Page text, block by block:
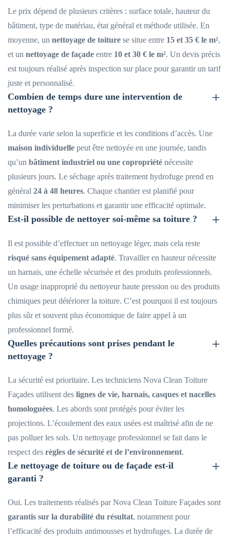
Le prix dépend de plusieurs critères : surface totale, hauteur du
bâtiment, type de matériau, état général et méthode utilisée. En
moyenne, un nettoyage de toiture se situe entre 15 et 35 € le m²,
et un nettoyage de façade entre 10 et 30 € le m². Un devis précis
est toujours réalisé après inspection sur place pour garantir un tarif
juste et personnalisé.
Combien de temps dure une intervention de
nettoyage ?
La durée varie selon la superficie et les conditions d’accès. Une
maison individuelle peut être nettoyée en une journée, tandis
qu’un bâtiment industriel ou une copropriété nécessite
plusieurs jours. Le séchage après traitement hydrofuge prend en
général 24 à 48 heures. Chaque chantier est planifié pour
minimiser les perturbations et garantir une efficacité optimale.
Est-il possible de nettoyer soi-même sa toiture ?
Il est possible d’effectuer un nettoyage léger, mais cela reste
risqué sans équipement adapté. Travailler en hauteur nécessite
un harnais, une échelle sécurisée et des produits professionnels.
Un usage inapproprié du nettoyeur haute pression ou des produits
chimiques peut détériorer la toiture. C’est pourquoi il est toujours
plus sûr et souvent plus économique de faire appel à un
professionnel formé.
Quelles précautions sont prises pendant le
nettoyage ?
La sécurité est prioritaire. Les techniciens Nova Clean Toiture
Façades utilisent des lignes de vie, harnais, casques et nacelles
homologuées. Les abords sont protégés pour éviter les
projections. L’écoulement des eaux usées est maîtrisé afin de ne
pas polluer les sols. Un nettoyage professionnel se fait dans le
respect des règles de sécurité et de l’environnement.
Le nettoyage de toiture ou de façade est-il
garanti ?
Oui. Les traitements réalisés par Nova Clean Toiture Façades sont
garantis sur la durabilité du résultat, notamment pour
l’efficacité des produits antimousses et hydrofuges. La durée de